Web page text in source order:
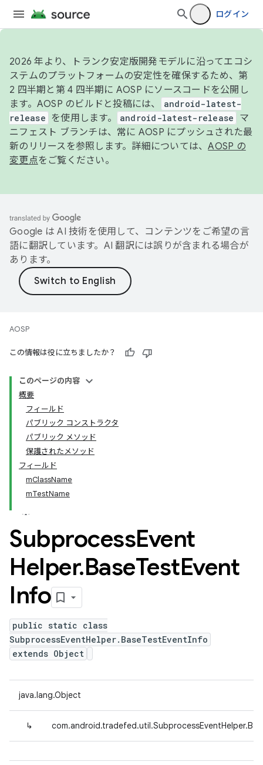
ログイン
2026 年より、トランク安定版開発モデルに沿ってエコシ
ステムのプラットフォームの安定性を確保するため、第
2 四半期と第 4 四半期に AOSP にソースコードを公開し
ます。AOSP のビルドと投稿には、
android-latest-
release
を使用します。 android-latest-release
マ
ニフェスト ブランチは、常に AOSP にプッシュされた最
新のリリースを参照します。詳細については、AOSP の
変更点をご覧ください。
Google は AI 技術を使用して、コンテンツをご希望の言
語に翻訳しています。AI 翻訳には誤りが含まれる場合が
あります。
AOSP
この情報は役に立ちましたか？
このページの内容
概要
フィールド
パブリック コンストラクタ
パブリック メソッド
保護されたメソッド
フィールド
mClassName
mTestName
SubprocessEvent
Helper.BaseTestEvent
Info
public static class
SubprocessEventHelper.BaseTestEventInfo
extends Object
java.lang.Object
↳